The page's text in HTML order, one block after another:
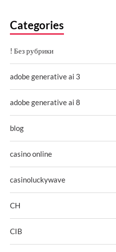
Categories
! Без рубрики
adobe generative ai 3
adobe generative ai 8
blog
casino online
casinoluckywave
CH
CIB